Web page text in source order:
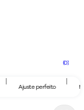
(0)
Ajuste perfeito